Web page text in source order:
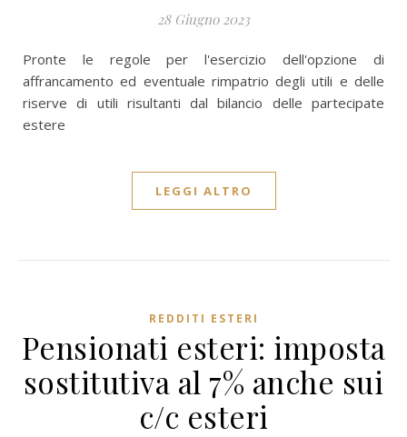
28 Giugno 2023
Pronte le regole per l'esercizio dell'opzione di
affrancamento ed eventuale rimpatrio degli utili e delle
riserve di utili risultanti dal bilancio delle partecipate
estere
LEGGI ALTRO
REDDITI ESTERI
Pensionati esteri: imposta
sostitutiva al 7% anche sui
c/c esteri